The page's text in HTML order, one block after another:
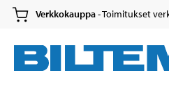
Verkkokauppa- Toimitukset